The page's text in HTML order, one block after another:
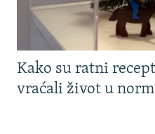
Kako su ratni
vraćali život u